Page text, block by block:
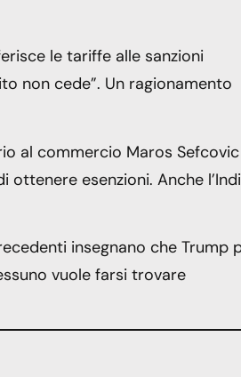
le tariffe alle sanzioni
non cede”. Un ragionamento
al commercio Maros
esenzioni. Anche
insegnano che Trump
vuole farsi trovare